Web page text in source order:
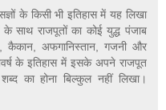
के किसी भी इतिहास में यह लिखा
साथ राजपूतों का कोई युद्ध पंजाब
, कैकान, अफगानिस्तान, गजनी और
के इतिहास में इसके अपने राजपूत
का होना बिल्कुल नहीं लिखा।